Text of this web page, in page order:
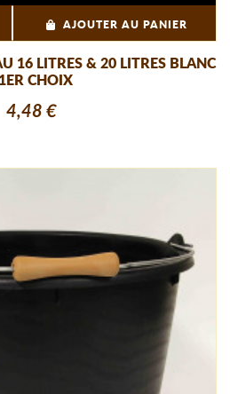
AJOUTER AU PANIER
16 LITRES & 20 LITRES BLANC
CHOIX
4,48 €